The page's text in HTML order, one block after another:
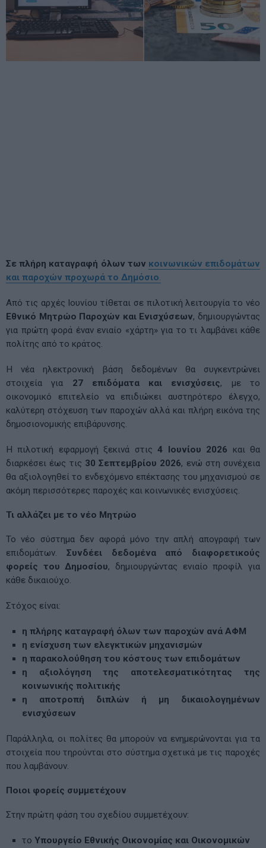
Σε πλήρη καταγραφή όλων των κοινωνικών επιδομάτων
και παροχών προχωρά το Δημόσιο.
Από τις αρχές Ιουνίου τίθεται σε πιλοτική λειτουργία το νέο
Εθνικό Μητρώο Παροχών και Ενισχύσεων, δημιουργώντας
για πρώτη φορά έναν ενιαίο «χάρτη» για το τι λαμβάνει κάθε
πολίτης από το κράτος.
Η νέα ηλεκτρονική βάση δεδομένων θα συγκεντρώνει
στοιχεία για 27 επιδόματα και ενισχύσεις, με το
οικονομικό επιτελείο να επιδιώκει αυστηρότερο έλεγχο,
καλύτερη στόχευση των παροχών αλλά και πλήρη εικόνα της
δημοσιονομικής επιβάρυνσης.
Η πιλοτική εφαρμογή ξεκινά στις4 Ιουνίου 2026 και θα
διαρκέσει έως τις 30 Σεπτεμβρίου 2026, ενώ στη συνέχεια
θα αξιολογηθεί το ενδεχόμενο επέκτασης του μηχανισμού σε
ακόμη περισσότερες παροχές και κοινωνικές ενισχύσεις.
Τι αλλάζει με το νέο Μητρώο
Το νέο σύστημα δεν αφορά μόνο την απλή απογραφή των
επιδομάτων. Συνδέει δεδομένα από διαφορετικούς
φορείς του Δημοσίου, δημιουργώντας ενιαίο προφίλ για
κάθε δικαιούχο.
Στόχος είναι:
η πλήρης καταγραφή όλων των παροχών ανά ΑΦΜ
η ενίσχυση των ελεγκτικών μηχανισμών
η παρακολούθηση του κόστους των επιδομάτων
η αξιολόγηση της αποτελεσματικότητας της
κοινωνικής πολιτικής
η αποτροπή διπλών ή μη δικαιολογημένων
ενισχύσεων
Παράλληλα, οι πολίτες θα μπορούν να ενημερώνονται για τα
στοιχεία που τηρούνται στο σύστημα σχετικά με τις παροχές
που λαμβάνουν.
Ποιοι φορείς συμμετέχουν
Στην πρώτη φάση του σχεδίου συμμετέχουν:
το Υπουργείο Εθνικής Οικονομίας και Οικονομικών